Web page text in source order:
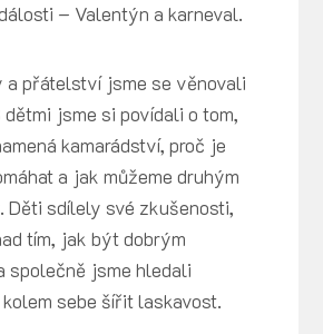
– Valentýn a karneval.
a přátelství jsme se věnovali
dětmi jsme si povídali o tom,
kamarádství, proč je
a jak můžeme druhým
Děti sdílely své zkušenosti,
tím, jak být dobrým
společně jsme hledali
sebe šířit laskavost.